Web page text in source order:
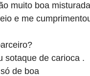
muito boa
e me
sotaque de carioca .
de boa